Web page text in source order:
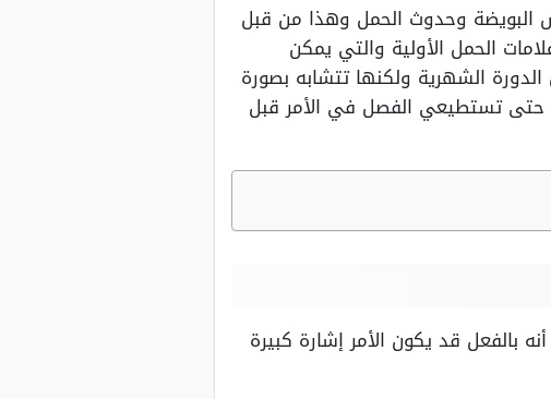
البويضة وحدوث الحمل وهذا من قبل
الحمل الأولية والتي يمكن
الشهرية ولكنها تتشابه بصورة
حتى تستطيعي الفصل في الأمر قبل
بالفعل قد يكون الأمر إشارة كبيرة